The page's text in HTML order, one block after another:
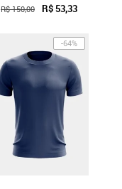
R$ 150,00 R$ 53,33
-64%